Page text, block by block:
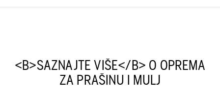
<B>SAZNAJTE VIŠE</B> O OPREMA
ZA PRAŠINU I MULJ